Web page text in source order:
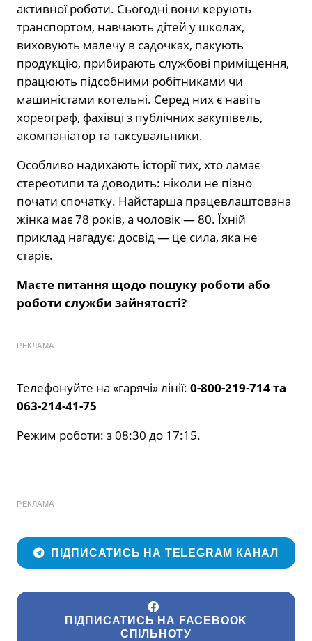
активної роботи. Сьогодні вони керують
транспортом, навчають дітей у школах,
виховують малечу в садочках, пакують
продукцію, прибирають службові приміщення,
працюють підсобними робітниками чи
машиністами котельні. Серед них є навіть
хореограф, фахівці з публічних закупівель,
акомпаніатор та таксувальники.
Особливо надихають історії тих, хто ламає
стереотипи та доводить: ніколи не пізно
почати спочатку. Найстарша працевлаштована
жінка має 78 років, а чоловік — 80. Їхній
приклад нагадує: досвід — це сила, яка не
старіє.
Маєте питання щодо пошуку роботи або
роботи служби зайнятості?
РЕКЛАМА
Телефонуйте на «гарячі» лінії: 0-800-219-714 та
063-214-41-75
Режим роботи: з 08:30 до 17:15.
РЕКЛАМА
ПІДПИСАТИСЬ НА TELEGRAM КАНАЛ
ПІДПИСАТИСЬ НА FACEBOOK
СПІЛЬНОТУ